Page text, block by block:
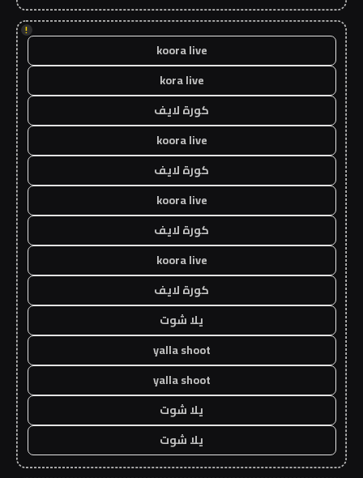
!
koora live
kora live
كورة لايف
koora live
كورة لايف
koora live
كورة لايف
koora live
كورة لايف
يلا شوت
yalla shoot
yalla shoot
يلا شوت
يلا شوت